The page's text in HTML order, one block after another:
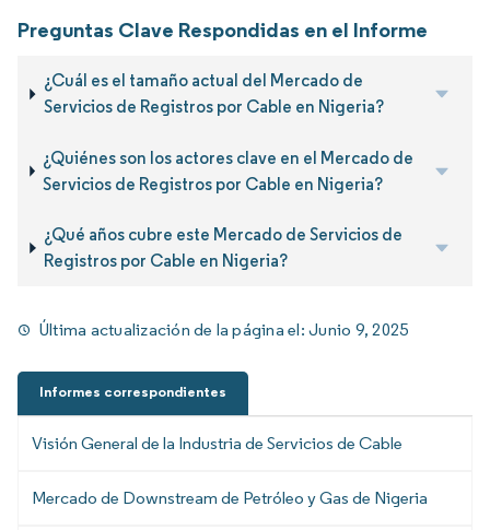
Preguntas Clave Respondidas en el Informe
¿Cuál es el tamaño actual del Mercado de
Servicios de Registros por Cable en Nigeria?
¿Quiénes son los actores clave en el Mercado de
Servicios de Registros por Cable en Nigeria?
¿Qué años cubre este Mercado de Servicios de
Registros por Cable en Nigeria?
Última actualización de la página el:Junio 9, 2025
Informes correspondientes
Visión General de la Industria de Servicios de Cable
Mercado de Downstream de Petróleo y Gas de Nigeria